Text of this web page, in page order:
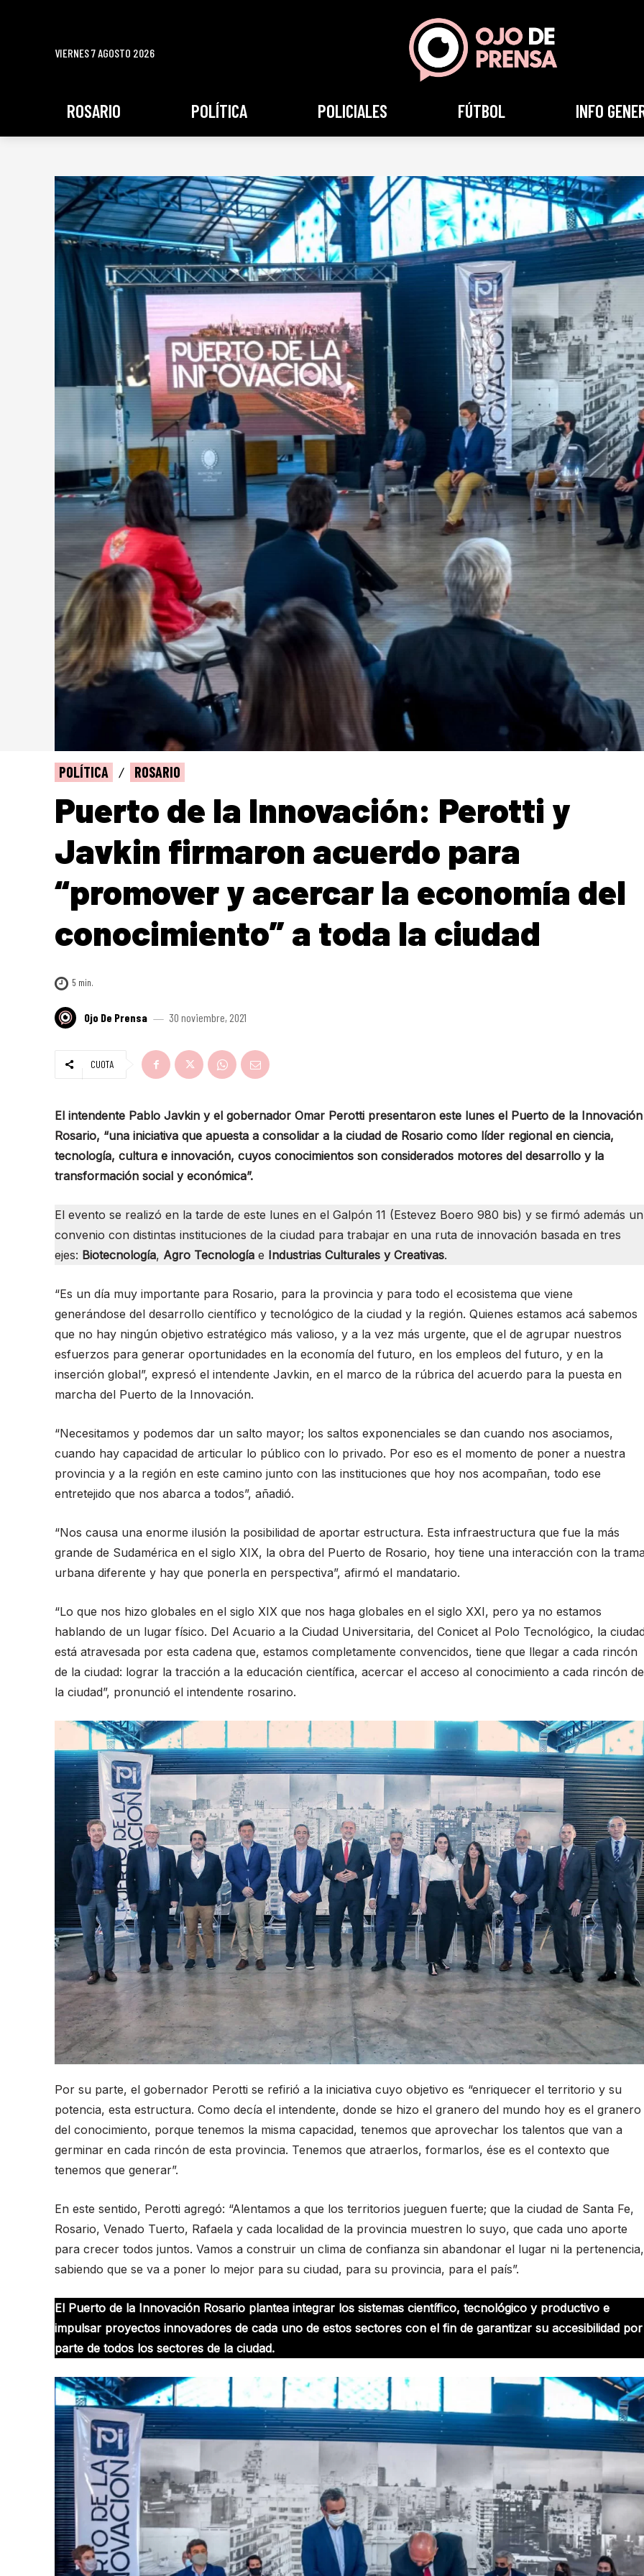
VIERNES 7 AGOSTO 2026
ROSARIO POLÍTICA POLICIALES FÚTBOL INFO
POLÍTICA ROSARIO
Puerto de la Innovación: Perotti y
Javkin firmaron acuerdo para
“promover y acercar la economía del
conocimiento” a toda la ciudad
5 min.
Ojo De Prensa 30 noviembre, 2021
CUOTA
El intendente Pablo Javkin y el gobernador Omar Perotti presentaron este lunes el Puerto de la Innovación
Rosario, “una iniciativa que apuesta a consolidar a la ciudad de Rosario como líder regional en ciencia,
tecnología, cultura e innovación, cuyos conocimientos son considerados motores del desarrollo y la
transformación social y económica”.
El evento se realizó en la tarde de este lunes en el Galpón 11 (Estevez Boero 980 bis) y se firmó además un
convenio con distintas instituciones de la ciudad para trabajar en una ruta de innovación basada en tres
ejes: Biotecnología, Agro Tecnología e Industrias Culturales y Creativas.
“Es un día muy importante para Rosario, para la provincia y para todo el ecosistema que viene
generándose del desarrollo científico y tecnológico de la ciudad y la región. Quienes estamos acá sabemos
que no hay ningún objetivo estratégico más valioso, y a la vez más urgente, que el de agrupar nuestros
esfuerzos para generar oportunidades en la economía del futuro, en los empleos del futuro, y en la
inserción global”, expresó el intendente Javkin, en el marco de la rúbrica del acuerdo para la puesta en
marcha del Puerto de la Innovación.
“Necesitamos y podemos dar un salto mayor; los saltos exponenciales se dan cuando nos asociamos,
cuando hay capacidad de articular lo público con lo privado. Por eso es el momento de poner a nuestra
provincia y a la región en este camino junto con las instituciones que hoy nos acompañan, todo ese
entretejido que nos abarca a todos”, añadió.
“Nos causa una enorme ilusión la posibilidad de aportar estructura. Esta infraestructura que fue la más
grande de Sudamérica en el siglo XIX, la obra del Puerto de Rosario, hoy tiene una interacción con la
urbana diferente y hay que ponerla en perspectiva”, afirmó el mandatario.
“Lo que nos hizo globales en el siglo XIX que nos haga globales en el siglo XXI, pero ya no estamos
hablando de un lugar físico. Del Acuario a la Ciudad Universitaria, del Conicet al Polo Tecnológico, la
está atravesada por esta cadena que, estamos completamente convencidos, tiene que llegar a cada rincón
de la ciudad: lograr la tracción a la educación científica, acercar el acceso al conocimiento a cada rincón de
la ciudad”, pronunció el intendente rosarino.
Por su parte, el gobernador Perotti se refirió a la iniciativa cuyo objetivo es “enriquecer el territorio y su
potencia, esta estructura. Como decía el intendente, donde se hizo el granero del mundo hoy es el granero
del conocimiento, porque tenemos la misma capacidad, tenemos que aprovechar los talentos que van a
germinar en cada rincón de esta provincia. Tenemos que atraerlos, formarlos, ése es el contexto que
tenemos que generar”.
En este sentido, Perotti agregó: “Alentamos a que los territorios jueguen fuerte; que la ciudad de Santa Fe,
Rosario, Venado Tuerto, Rafaela y cada localidad de la provincia muestren lo suyo, que cada uno aporte
para crecer todos juntos. Vamos a construir un clima de confianza sin abandonar el lugar ni la pertenencia,
sabiendo que se va a poner lo mejor para su ciudad, para su provincia, para el país”.
El Puerto de la Innovación Rosario plantea integrar los sistemas científico, tecnológico y productivo e
impulsar proyectos innovadores de cada uno de estos sectores con el fin de garantizar su accesibilidad por
parte de todos los sectores de la ciudad.